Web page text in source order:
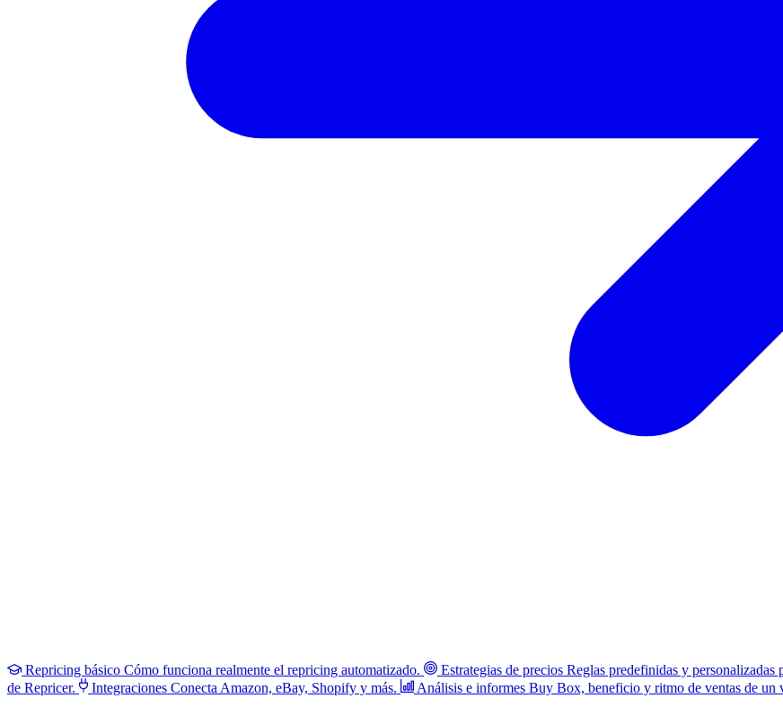
Repricing básico Cómo funciona realmente el repricing automatizado. Estrategias de precios Reglas predefinidas y personalizadas
de Repricer.
Integraciones Conecta Amazon, eBay, Shopify y más. Análisis e informes Buy Box, beneficio y ritmo de ventas de un